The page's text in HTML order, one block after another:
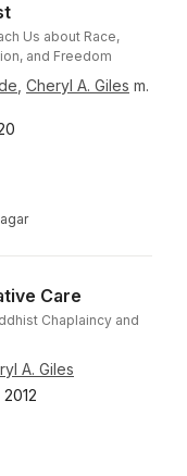
Us about Race,
and Freedom
Cheryl A. Giles m.
Care
Chaplaincy and
A. Giles
2012